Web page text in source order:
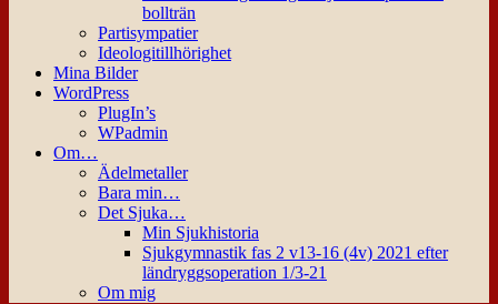
bollträn
Partisympatier
Ideologitillhörighet
Mina Bilder
WordPress
PlugIn’s
WPadmin
Om…
Ädelmetaller
Bara min…
Det Sjuka…
Min Sjukhistoria
Sjukgymnastik fas 2 v13-16 (4v) 2021 efter
ländryggsoperation 1/3-21
Om mig